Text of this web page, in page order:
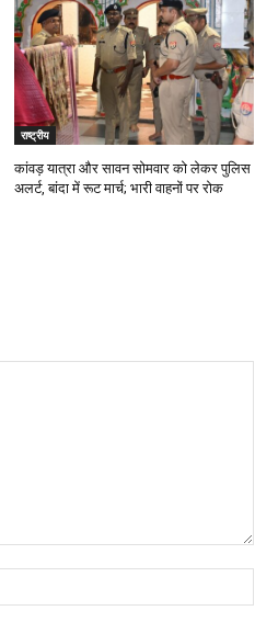
राष्ट्रीय
कांवड़ यात्रा और सावन सोमवार को लेकर पुलिस
अलर्ट, बांदा में रूट मार्च; भारी वाहनों पर रोक